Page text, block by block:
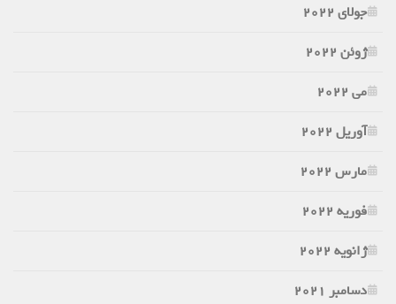
جولای 2022
ژوئن 2022
می 2022
آوریل 2022
مارس 2022
فوریه 2022
ژانویه 2022
دسامبر 2021